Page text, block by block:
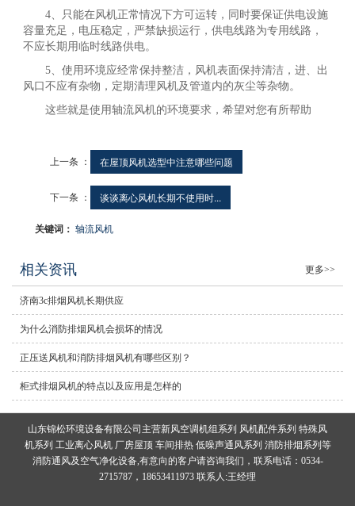
4、只能在风机正常情况下方可运转，同时要保证供电设施
容量充足，电压稳定，严禁缺损运行，供电线路为专用线路，
不应长期用临时线路供电。
5、使用环境应经常保持整洁，风机表面保持清洁，进、出
风口不应有杂物，定期清理风机及管道内的灰尘等杂物。
这些就是使用轴流风机的环境要求，希望对您有所帮助
上一条 ： 在屋顶风机选型中注意哪些问题
下一条 ： 谈谈离心风机长期不使用时...
关键词：轴流风机
相关资讯 更多>>
济南3c排烟风机长期供应
为什么消防排烟风机会损坏的情况
正压送风机和消防排烟风机有哪些区别？
柜式排烟风机的特点以及应用是怎样的
山东锦松环境设备有限公司主营新风空调机组系列 风机配件系列 特殊风
机系列 工业离心风机 厂房屋顶 车间排热 低噪声通风系列 消防排烟系列等
消防通风及空气净化设备,有意向的客户请咨询我们，联系电话：0534-
2715787，18653411973 联系人:王经理